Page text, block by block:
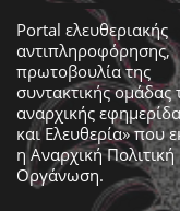
Portal ελευθεριακής
αντιπληροφόρησης,
πρωτοβουλία της
συντακτικής ομάδας
αναρχικής
και Ελευθερία» που
ηΑναρχική Πολιτική
Οργάνωση.